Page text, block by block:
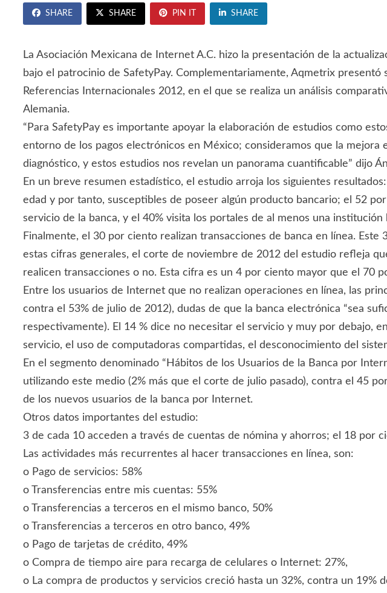
SHARE SHARE PIN IT SHARE
La Asociación Mexicana de Internet A.C. hizo la presentación de la
bajo el patrocinio de SafetyPay. Complementariamente, Aqmetrix
Referencias Internacionales 2012, en el que se realiza un análisis
Alemania.
“Para SafetyPay es importante apoyar la elaboración de estudios como
entorno de los pagos electrónicos en México; consideramos que la mejora
diagnóstico, y estos estudios nos revelan un panorama cuantificable” dijo
En un breve resumen estadístico, el estudio arroja los siguientes
edad y por tanto, susceptibles de poseer algún producto bancario; el 52
servicio de la banca, y el 40% visita los portales de al menos una institución
Finalmente, el 30 por ciento realizan transacciones de banca en línea.
estas cifras generales, el corte de noviembre de 2012 del estudio refleja
realicen transacciones o no. Esta cifra es un 4 por ciento mayor que el 70
Entre los usuarios de Internet que no realizan operaciones en línea, las
contra el 53% de julio de 2012), dudas de que la banca electrónica “sea
respectivamente). El 14 % dice no necesitar el servicio y muy por debajo,
servicio, el uso de computadoras compartidas, el desconocimiento del
En el segmento denominado “Hábitos de los Usuarios de la Banca por
utilizando este medio (2% más que el corte de julio pasado), contra el 45
de los nuevos usuarios de la banca por Internet.
Otros datos importantes del estudio:
3 de cada 10 acceden a través de cuentas de nómina y ahorros; el 18
Las actividades más recurrentes al hacer transacciones en línea, son:
o Pago de servicios: 58%
o Transferencias entre mis cuentas: 55%
o Transferencias a terceros en el mismo banco, 50%
o Transferencias a terceros en otro banco, 49%
o Pago de tarjetas de crédito, 49%
o Compra de tiempo aire para recarga de celulares o Internet: 27%,
o La compra de productos y servicios creció hasta un 32%, contra un 19%